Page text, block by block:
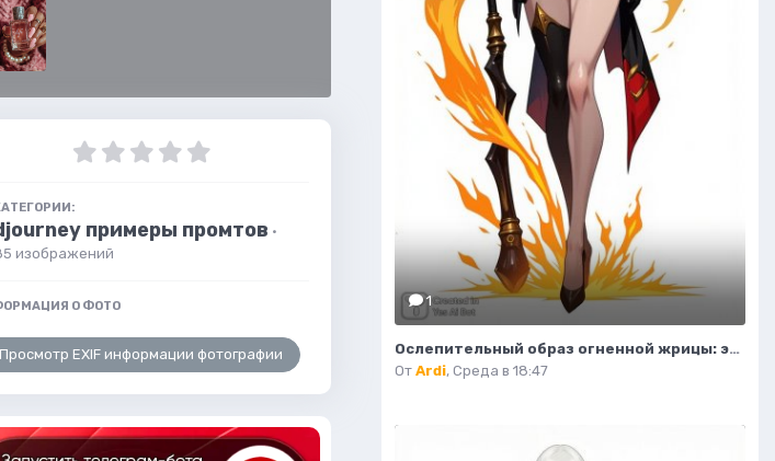
примеры промтов ·
изображений
О ФОТО
Просмотр EXIF информации фотографии
1
Ослепительный образ огненной жрицы: эскиз персонажа в стиле фэнтези. Изображение из нейросети Flux 1
От Ardi, Среда в 18:47